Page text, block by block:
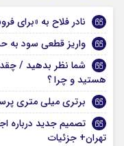
نادر فلاح به «برای
واریز قطعی سود به
شما نظر بدهید / چقدر
هستید و چرا ؟
برتری میلی متری
تصمیم جدید درباره
تهران+ جزئیات